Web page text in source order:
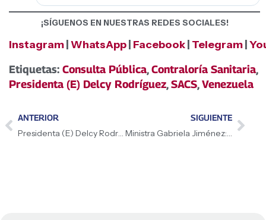
¡SÍGUENOS EN NUESTRAS REDES SOCIALES!
Instagram WhatsApp Facebook Telegram
Etiquetas: Consulta Pública,Contraloría Sanitaria,
Presidenta (E) Delcy Rodríguez,SACS,Venezuela
ANTERIOR
Presidenta (E) Delcy Rodríguez lideró reunión con el equipo económico y el Motor Hidrocarburos
SIGUIENTE
Ministra Gabriela Jiménez: «Ser docente es mucho más que transmitir conocimientos»